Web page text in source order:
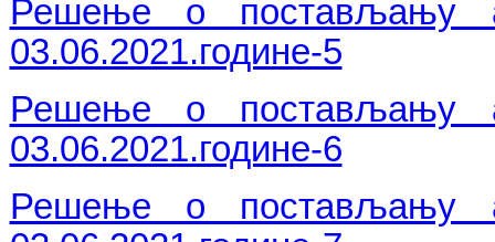
Решење о постављању
03.06.2021.године-5
Решење о постављању
03.06.2021.године-6
Решење о постављању